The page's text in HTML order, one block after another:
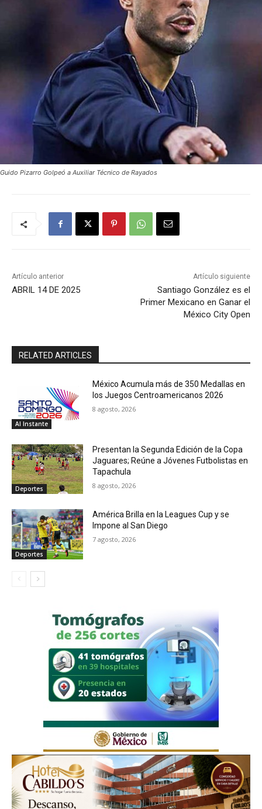
Guido Pizarro Golpeó a Auxiliar Técnico de Rayados
Artículo anterior
ABRIL 14 DE 2025
Artículo siguiente
Santiago González es el
Primer Mexicano en Ganar el
México City Open
RELATED ARTICLES
Al Instante
México Acumula más de 350 Medallas en
los Juegos Centroamericanos 2026
8 agosto, 2026
Deportes
Presentan la Segunda Edición de la Copa
Jaguares; Reúne a Jóvenes Futbolistas en
Tapachula
8 agosto, 2026
Deportes
América Brilla en la Leagues Cup y se
Impone al San Diego
7 agosto, 2026